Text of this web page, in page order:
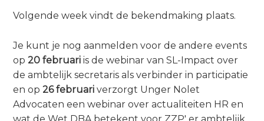
o
t
e
n
t
Volgende week vindt de bekendmaking plaats.
Je kunt je nog aanmelden voor de andere events
op20 februari is de webinar van SL-Impact over
de ambtelijk secretaris als verbinder in participatie
en op26 februari verzorgt Unger Nolet
Advocaten een webinar over actualiteiten HR en